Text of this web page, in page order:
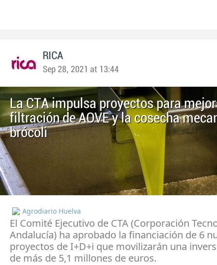
RICA
Sep 28, 2021 at 13:44
La CTA impulsa proyectos para
filtración de AOVE y la cosecha
brócoli
Agrodiario Huelva
El Comité Ejecutivo de CTA (Corporación
Andalucía) ha aprobado la financiación de 6
proyectos de I+D+i que movilizarán una
de más de 5,1 millones de euros.